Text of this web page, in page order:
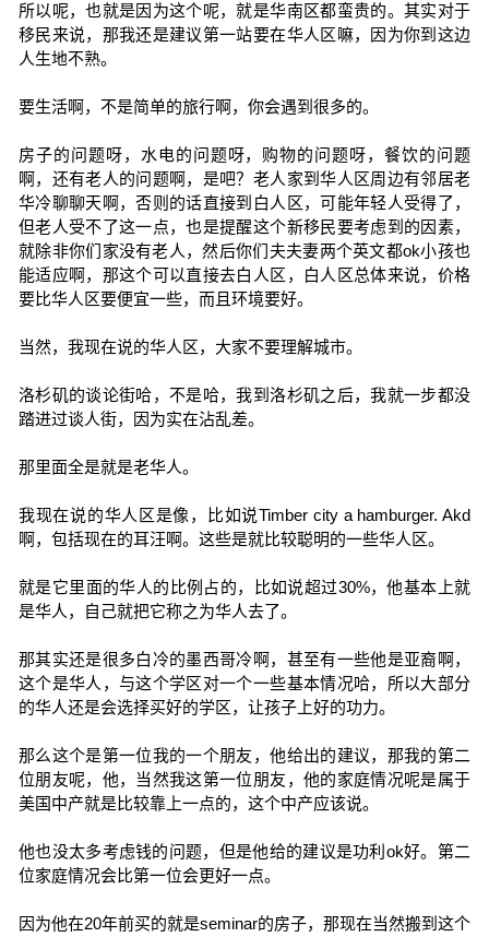
所以呢，也就是因为这个呢，就是华南区都蛮贵的。其实对于
移民来说，那我还是建议第一站要在华人区嘛，因为你到这边
人生地不熟。
要生活啊，不是简单的旅行啊，你会遇到很多的。
房子的问题呀，水电的问题呀，购物的问题呀，餐饮的问题
啊，还有老人的问题啊，是吧？老人家到华人区周边有邻居老
华冷聊聊天啊，否则的话直接到白人区，可能年轻人受得了，
但老人受不了这一点，也是提醒这个新移民要考虑到的因素，
就除非你们家没有老人，然后你们夫夫妻两个英文都ok小孩也
能适应啊，那这个可以直接去白人区，白人区总体来说，价格
要比华人区要便宜一些，而且环境要好。
当然，我现在说的华人区，大家不要理解城市。
洛杉矶的谈论街哈，不是哈，我到洛杉矶之后，我就一步都没
踏进过谈人街，因为实在沾乱差。
那里面全是就是老华人。
我现在说的华人区是像，比如说Timber city a hamburger. Akd
啊，包括现在的耳汪啊。这些是就比较聪明的一些华人区。
就是它里面的华人的比例占的，比如说超过30%，他基本上就
是华人，自己就把它称之为华人去了。
那其实还是很多白冷的墨西哥冷啊，甚至有一些他是亚裔啊，
这个是华人，与这个学区对一个一些基本情况哈，所以大部分
的华人还是会选择买好的学区，让孩子上好的功力。
那么这个是第一位我的一个朋友，他给出的建议，那我的第二
位朋友呢，他，当然我这第一位朋友，他的家庭情况呢是属于
美国中产就是比较靠上一点的，这个中产应该说。
他也没太多考虑钱的问题，但是他给的建议是功利ok好。第二
位家庭情况会比第一位会更好一点。
因为他在20年前买的就是seminar的房子，那现在当然搬到这个